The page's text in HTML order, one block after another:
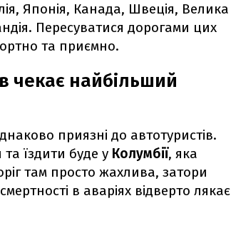
Японія, Канада, Швеція, Велика
Пересуватися дорогами цих
та приємно.
чекає найбільший
приязні до автотуристів.
їздити буде у Колумбії, яка
там просто жахлива, затори
в аваріях відверто лякає